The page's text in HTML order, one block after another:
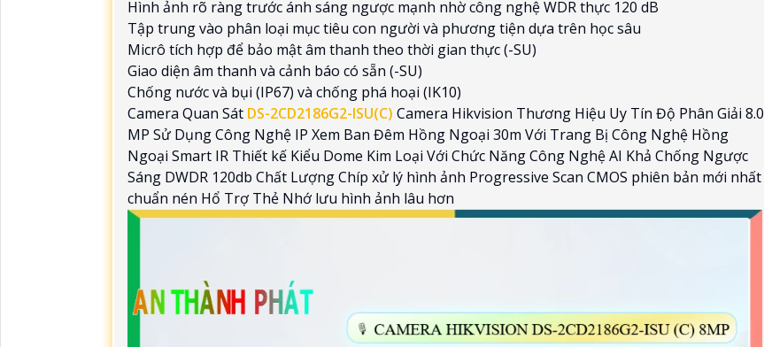
Hình ảnh rõ ràng trước ánh sáng ngược mạnh nhờ công nghệ WDR thực 120 dB
Tập trung vào phân loại mục tiêu con người và phương tiện dựa trên học sâu
Micrô tích hợp để bảo mật âm thanh theo thời gian thực (-SU)
Giao diện âm thanh và cảnh báo có sẵn (-SU)
Chống nước và bụi (IP67) và chống phá hoại (IK10)
Camera Quan Sát DS-2CD2186G2-ISU(C) Camera Hikvision Thương Hiệu Uy Tín Độ Phân Giải 8.0
MP Sử Dụng Công Nghệ IP Xem Ban Đêm Hồng Ngoại 30m Với Trang Bị Công Nghệ Hồng
Ngoại Smart IR Thiết kế Kiểu Dome Kim Loại Với Chức Năng Công Nghệ AI Khả Chống Ngược
Sáng DWDR 120db Chất Lượng Chíp xử lý hình ảnh Progressive Scan CMOS phiên bản mới nhất
chuẩn nén Hổ Trợ Thẻ Nhớ lưu hình ảnh lâu hơn